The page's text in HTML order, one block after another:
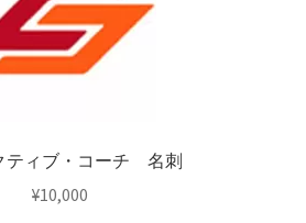
ティブ・コーチ 名刺
¥10,000